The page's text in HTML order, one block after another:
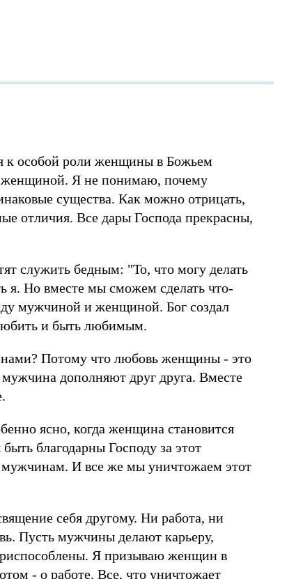
к особой роли женщины в Божьем
женщиной. Я не понимаю, почему
существа. Как можно отрицать,
отличия. Все дары Господа прекрасны,
служить бедным: "То, что могу делать
я. Но вместе мы сможем сделать что-
мужчиной и женщиной. Бог создал
и быть любимым.
Потому что любовь женщины - это
дополняют друг друга. Вместе
ясно, когда женщина становится
благодарны Господу за этот
И все же мы уничтожаем этот
себя другому. Ни работа, ни
Пусть мужчины делают карьеру,
Я призываю женщин в
- о работе. Все, что уничтожает